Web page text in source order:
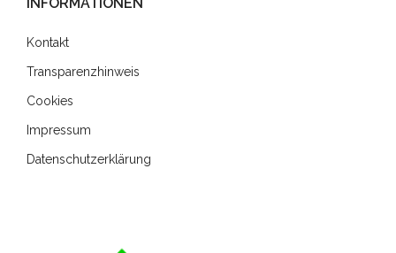
Kontakt
Transparenzhinweis
Cookies
Impressum
Datenschutzerklärung